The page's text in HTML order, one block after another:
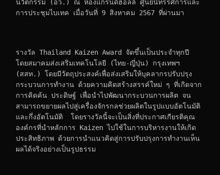
นวัตกรรม (อว.) ณ ห้องแกรนด์ฮอลล์ ศูนย์นิทรรศการและ
การประชุมไบเทค เมื่อวันที่ 9 สิงหาคม 2567 ที่ผ่านมา
รางวัล Thailand Kaizen Award จัดขึ้นเป็นประจำทุกปี
โดยสมาคมส่งเสริมเทคโนโลยี (ไทย-ญี่ปุ่น) กรุงเทพฯ
(สสท.) โดยมีวัตถุประสงค์เพื่อส่งเสริมให้บุคลากรปรับปรุง
กระบวนการทำงาน ด้วยความคิดสร้างสรรค์ใหม่ ๆ ที่เกิดจาก
การคิดค้น ประดิษฐ์ เพื่อนำไปพัฒนากระบวนการผลิต จน
สามารถขยายผลไปสู่เครื่องจักรกลช่วยผลิตในรูปแบบอัตโนมัติ
และกึ่งอัตโนมัติ  โดยรางวัลนี้จะเป็นสิ่งที่ประกาศเกียรติคุณ
องค์กรที่นำหลักการ Kaizen ไปใช้ในการบริหารงานให้เกิด
ประสิทธิภาพ ด้วยการนำแนวคิดสู่การปรับปรุงการทำงานเห็น
ผลได้จริงอย่างเป็นรูปธรรม